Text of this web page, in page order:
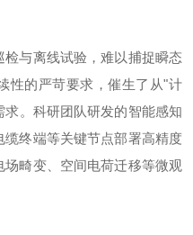
与离线试验，难以捕捉瞬态
性的严苛要求，催生了从"计
求。科研团队研发的智能感知
终端等关键节点部署高精度
畸变、空间电荷迁移等微观